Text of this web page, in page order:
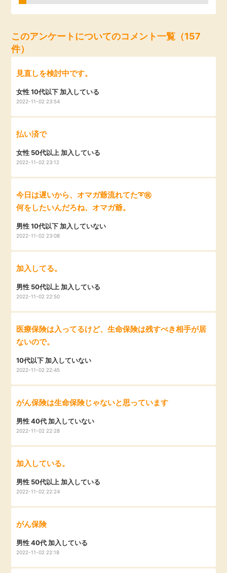
モニター
ポイ活お得情報
お友達紹介
カード比較
毎日ゲット
特集一覧
GMOポイ活の使い方
ヘルプセンター
美容・健康
月額有料サービス
銀行・金融・投資
家計の固定費
このアンケートについてのコメント一覧（157
件）
見直しを検討中です。
女性 10代以下 加入している
2022-11-02 23:54
払い済で
女性 50代以上 加入している
2022-11-02 23:12
今日は遅いから、オマガ爺流れてた➰㊗️
何をしたいんだろね、オマガ爺。
男性 10代以下 加入していない
2022-11-02 23:08
加入してる。
男性 50代以上 加入している
2022-11-02 22:50
医療保険は入ってるけど、生命保険は残すべき相手が居
ないので。
10代以下 加入していない
2022-11-02 22:45
がん保険は生命保険じゃないと思っています
男性 40代 加入していない
2022-11-02 22:28
加入している。
男性 50代以上 加入している
2022-11-02 22:24
がん保険
男性 40代 加入している
2022-11-02 22:18